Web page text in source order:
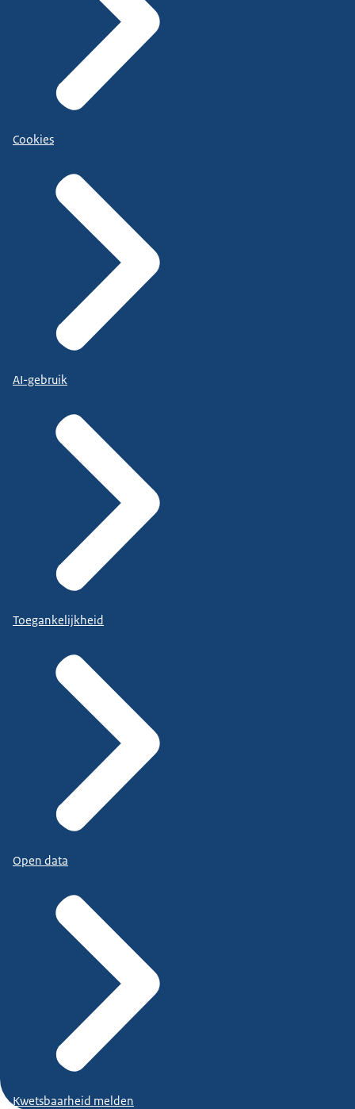
Cookies
AI-gebruik
Toegankelijkheid
Open data
Kwetsbaarheid melden